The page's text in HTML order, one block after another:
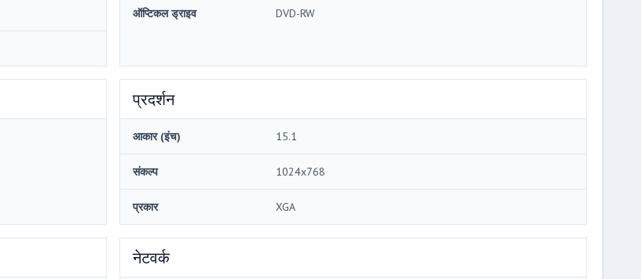
ऑप्टिकल ड्राइव DVD-RW
प्रदर्शन
आकार (इंच) 15.1
संकल्प 1024x768
प्रकार XGA
नेटवर्क